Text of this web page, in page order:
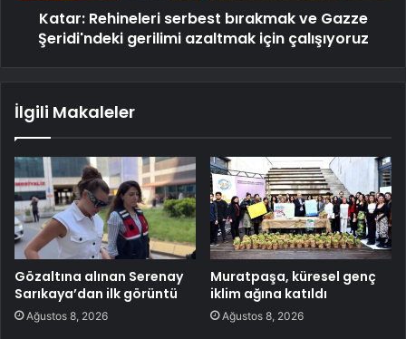
Katar: Rehineleri serbest bırakmak ve Gazze
Şeridi'ndeki gerilimi azaltmak için çalışıyoruz
İlgili Makaleler
Gözaltına alınan Serenay
Sarıkaya’dan ilk görüntü
Ağustos 8, 2026
Muratpaşa, küresel genç
iklim ağına katıldı
Ağustos 8, 2026